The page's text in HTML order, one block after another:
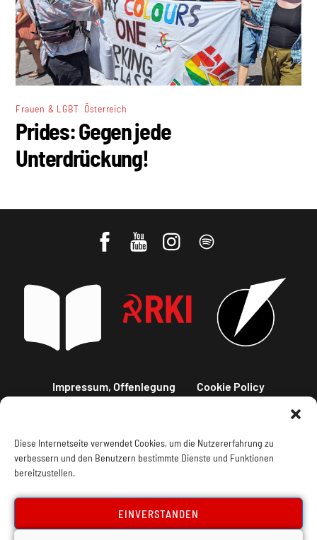
Diese Internetseite verwendet Cookies, um die Nutzererfahrung zu
verbessern und den Benutzern bestimmte Dienste und Funktionen
bereitzustellen.
EINVERSTANDEN
Frauen & LGBT Österreich
Prides: Gegen jede
Unterdrückung!
Impressum, Offenlegung Cookie Policy